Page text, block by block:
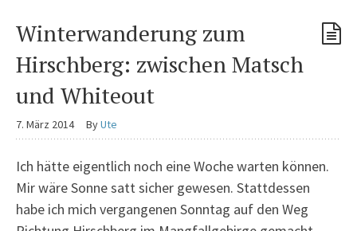
Winterwanderung zum
Hirschberg: zwischen Matsch
und Whiteout
7. März 2014 ByUte
Ich hätte eigentlich noch eine Woche warten können.
Mir wäre Sonne satt sicher gewesen. Stattdessen
habe ich mich vergangenen Sonntag auf den Weg